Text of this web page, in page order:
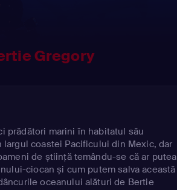
Gregory
prădători marini în habitatul său
coastei Pacificului din Mexic, dar
de știință temându-se că ar putea
ciocan și cum putem salva această
oceanului alături de Bertie